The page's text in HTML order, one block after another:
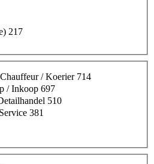
217
/ Koerier 714
/ Inkoop 697
510
381